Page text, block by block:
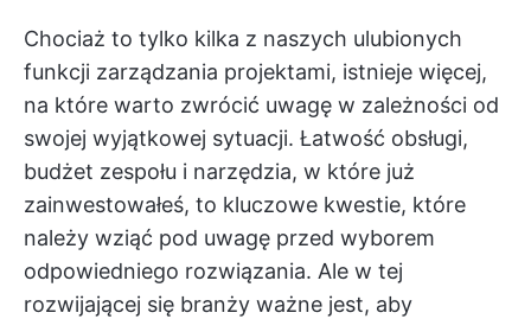
Chociaż to tylko kilka z naszych ulubionych
funkcji zarządzania projektami, istnieje więcej,
na które warto zwrócić uwagę w zależności od
swojej wyjątkowej sytuacji. Łatwość obsługi,
budżet zespołu i narzędzia, w które już
zainwestowałeś, to kluczowe kwestie, które
należy wziąć pod uwagę przed wyborem
odpowiedniego rozwiązania. Ale w tej
rozwijającej się branży ważne jest, aby